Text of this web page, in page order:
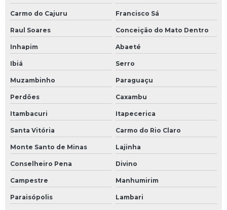
Carmo do Cajuru Francisco Sá
Raul Soares Conceição do Mato Dentro
Inhapim Abaeté
Ibiá Serro
Muzambinho Paraguaçu
Perdões Caxambu
Itambacuri Itapecerica
Santa Vitória Carmo do Rio Claro
Monte Santo de Minas Lajinha
Conselheiro Pena Divino
Campestre Manhumirim
Paraisópolis Lambari